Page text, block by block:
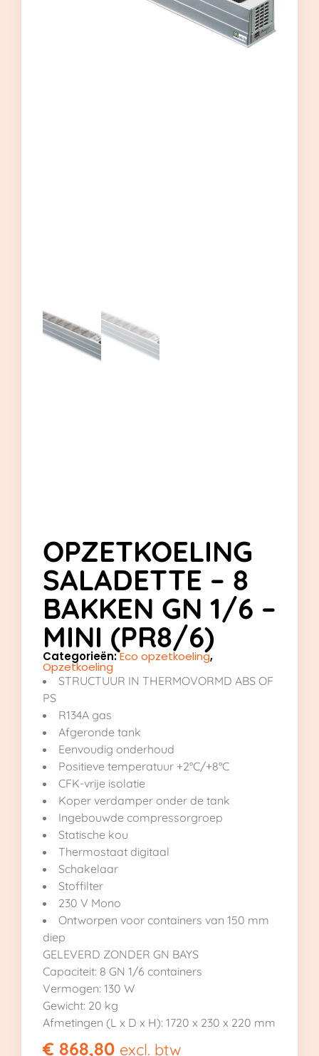
OPZETKOELING
SALADETTE – 8
BAKKEN GN 1/6 –
MINI (PR8/6)
Categorieën:Eco opzetkoeling,
Opzetkoeling
STRUCTUUR IN THERMOVORMD ABS OF
PS
R134A gas
Afgeronde tank
Eenvoudig onderhoud
Positieve temperatuur +2°C/+8°C
CFK-vrije isolatie
Koper verdamper onder de tank
Ingebouwde compressorgroep
Statische kou
Thermostaat digitaal
Schakelaar
Stoffilter
230 V Mono
Ontworpen voor containers van 150 mm
diep
GELEVERD ZONDER GN BAYS
Capaciteit: 8 GN 1/6 containers
Vermogen: 130 W
Gewicht: 20 kg
Afmetingen (L x D x H): 1720 x 230 x 220 mm
€ 868,80 excl. btw